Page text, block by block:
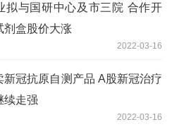
拟与国研中心及市三院 合作开
剂盒股价大涨
2022-03-16
新冠抗原自测产品 A股新冠治疗
续走强
2022-03-16